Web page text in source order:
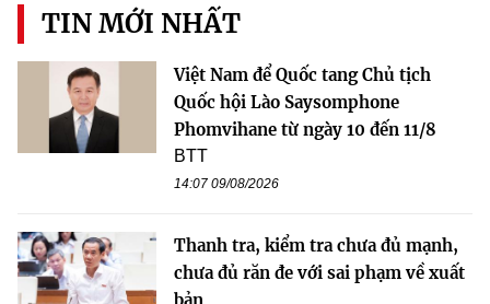
TIN MỚI NHẤT
Việt Nam để Quốc tang Chủ tịch
Quốc hội Lào Saysomphone
Phomvihane từ ngày 10 đến 11/8
BTT
14:07 09/08/2026
Thanh tra, kiểm tra chưa đủ mạnh,
chưa đủ răn đe với sai phạm về xuất
bản